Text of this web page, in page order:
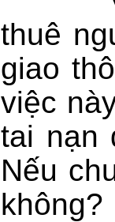
thuê
giao
việc
tai nạn
Nếu
không?